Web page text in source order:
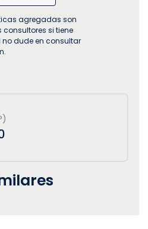
agregadas son
si tiene
dude en consultar